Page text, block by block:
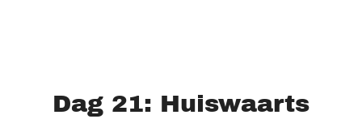
Dag 21: Huiswaarts